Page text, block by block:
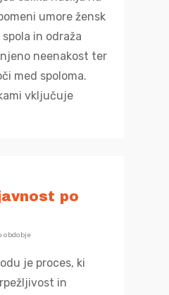
umore žensk
in odraža
neenakost ter
med spoloma.
vključuje
po
obdobje
je proces, ki
in